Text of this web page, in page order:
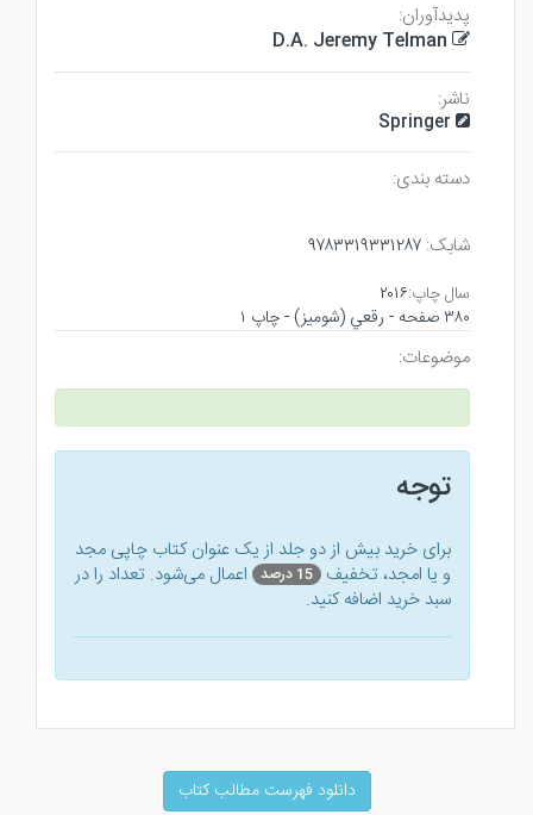
پدیدآوران:
D.A. Jeremy Telman
ناشر:
Springer
دسته بندی:
شابک: ۹۷۸۳۳۱۹۳۳۱۲۸۷
سال چاپ:۲۰۱۶
۳۸۰ صفحه - رقعي (شوميز) - چاپ ۱
موضوعات:
توجه
برای خرید بیش از دو جلد از یک عنوان کتاب‌ چاپی مجد
و یا امجد، تخفیف 15 درصد
اعمال می‌شود. تعداد را در
سبد خرید اضافه کنید.
دانلود فهرست مطالب کتاب